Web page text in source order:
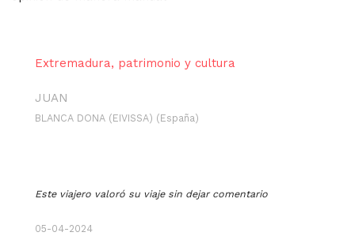
Extremadura, patrimonio y cultura
JUAN
BLANCA DONA (EIVISSA) (España)
Este viajero valoró su viaje sin dejar comentario
05-04-2024